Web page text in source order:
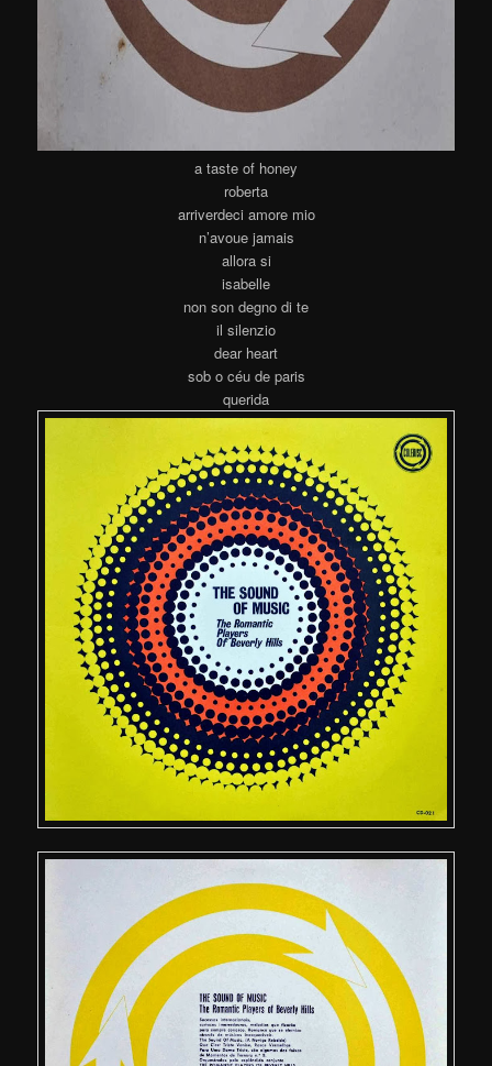
a taste of honey
roberta
arriverdeci amore mio
n’avoue jamais
allora si
isabelle
non son degno di te
il silenzio
dear heart
sob o céu de paris
querida